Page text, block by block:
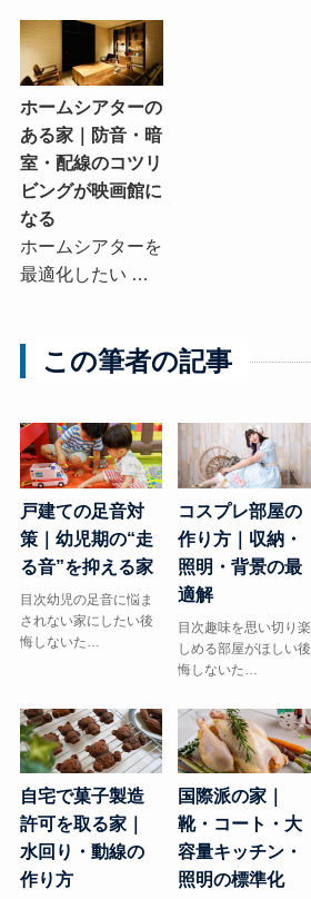
ホームシアターの
ある家｜防音・暗
室・配線のコツリ
ビングが映画館に
なる
ホームシアターを
最適化したい …
この筆者の記事
戸建ての足音対
策｜幼児期の“走
る音”を抑える家
目次幼児の足音に悩ま
されない家にしたい後
悔しないた…
コスプレ部屋の
作り方｜収納・
照明・背景の最
適解
目次趣味を思い切り楽
しめる部屋がほしい後
悔しないた…
自宅で菓子製造
許可を取る家｜
水回り・動線の
作り方
国際派の家｜
靴・コート・大
容量キッチン・
照明の標準化